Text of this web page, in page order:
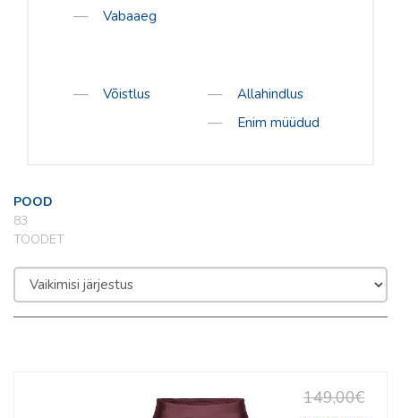
Vabaaeg
Võistlus
Allahindlus
Enim müüdud
POOD
83
TOODET
149,00€